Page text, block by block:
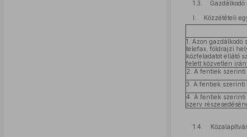
1.3. Gazdálkodó
I. Közzétételi
1. Azon gazdálkodó
telefax, földrajzi
közfeladatot ellátó
felett közvetlen
2. A fentiek szerinti
3. A fentiek szerinti
4. A fentiek szerinti
szerv
1.4.